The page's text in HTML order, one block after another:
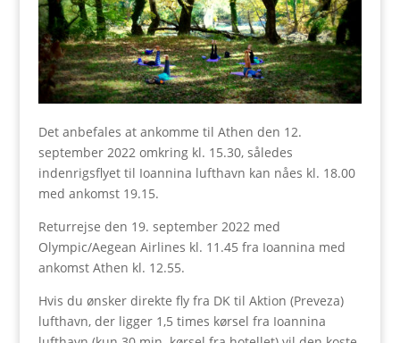
Det anbefales at ankomme til Athen den 12.
september 2022 omkring kl. 15.30, således
indenrigsflyet til Ioannina lufthavn kan nåes kl. 18.00
med ankomst 19.15.
Returrejse den 19. september 2022 med
Olympic/Aegean Airlines kl. 11.45 fra Ioannina med
ankomst Athen kl. 12.55.
Hvis du ønsker direkte fly fra DK til Aktion (Preveza)
lufthavn, der ligger 1,5 times kørsel fra Ioannina